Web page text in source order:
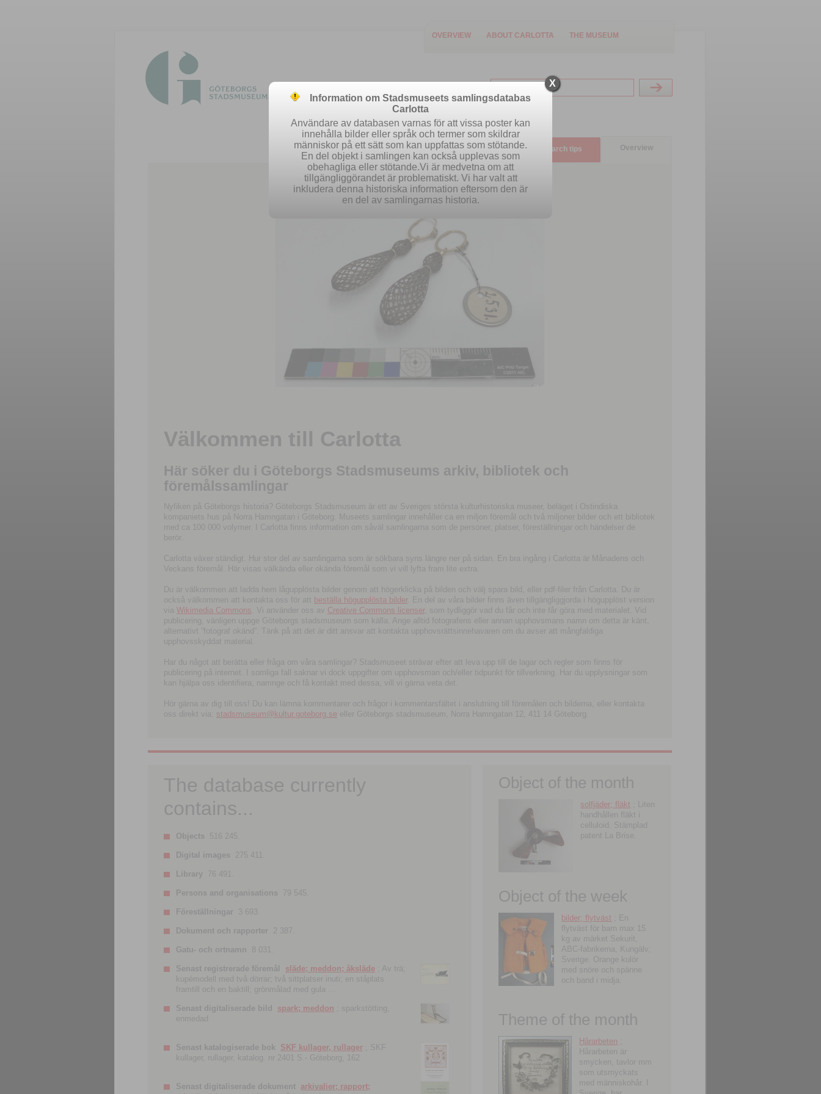
OVERVIEW ABOUT CARLOTTA THE MUSEUM
Easy search Advanced search Search tips Overview
Välkommen till Carlotta
Här söker du i Göteborgs Stadsmuseums arkiv, bibliotek och
föremålssamlingar
Nyfiken på Göteborgs historia? Göteborgs Stadsmuseum är ett av Sveriges största kulturhistoriska museer, beläget i Ostindiska
kompaniets hus på Norra Hamngatan i Göteborg. Museets samlingar innehåller ca en miljon föremål och två miljoner bilder och ett bibliotek
med ca 100 000 volymer. I Carlotta finns information om såväl samlingarna som de personer, platser, föreställningar och händelser de
berör.
Carlotta växer ständigt. Hur stor del av samlingarna som är sökbara syns längre ner på sidan. En bra ingång i Carlotta är Månadens och
Veckans föremål. Här visas välkända eller okända föremål som vi vill lyfta fram lite extra.
Du är välkommen att ladda hem lågupplösta bilder genom att högerklicka på bilden och välj spara bild, eller pdf-filer från Carlotta. Du är
också välkommen att kontakta oss för att beställa högupplösta bilder. En del av våra bilder finns även tillgängliggjorda i högupplöst version
via Wikimedia Commons . Vi använder oss av Creative Commons licenser, som tydliggör vad du får och inte får göra med materialet. Vid
publicering, vänligen uppge Göteborgs stadsmuseum som källa. Ange alltid fotografens eller annan upphovsmans namn om detta är känt,
alternativt ”fotograf okänd”. Tänk på att det är ditt ansvar att kontakta upphovsrättsinnehavaren om du avser att mångfaldiga
upphovsskyddat material.
Har du något att berätta eller fråga om våra samlingar? Stadsmuseet strävar efter att leva upp till de lagar och regler som finns för
publicering på internet. I somliga fall saknar vi dock uppgifter om upphovsman och/eller tidpunkt för tillverkning. Har du upplysningar som
kan hjälpa oss identifiera, namnge och få kontakt med dessa, vill vi gärna veta det.
Hör gärna av dig till oss! Du kan lämna kommentarer och frågor i kommentarsfältet i anslutning till föremålen och bilderna, eller kontakta
oss direkt via: stadsmuseum@kultur.goteborg.se eller Göteborgs stadsmuseum, Norra Hamngatan 12, 411 14 Göteborg.
The database currently
contains...
Objects 516 245.
Digital images 275 411.
Library 76 491.
Persons and organisations 79 545.
Föreställningar 3 693.
Dokument och rapporter 2 387.
Gatu- och ortnamn 8 031.
Senast registrerade föremål släde; meddon; åksläde ; Av trä;
kupémodell med två dörrar; två sittplatser inuti; en ståplats
framtill och en baktill; grönmålad med gula ...
Senast digitaliserade bild spark; meddon ; sparkstötting,
enmedad
Senast katalogiserade bok SKF kullager, rullager ; SKF
kullager, rullager, katalog. nr 2401 S.- Göteborg, 162
Senast digitaliserade dokument arkivalier; rapport;
Object of the month
solfjäder; fläkt ; Liten
handhållen fläkt i
celluloid. Stämplad
patent La Brise.
Object of the week
bilder; flytväst ; En
flytväst för barn max 15
kg av märket Sekurit,
ABC-fabrikerna, Kungälv,
Sverige. Orange kulör
med snöre och spänne
och band i midja.
Theme of the month
Hårarbeten
Hårarbeten är
smycken, tavlor mm
som utsmyckats
med människohår. I
X
Information om Stadsmuseets samlingsdatabas
Carlotta
Användare av databasen varnas för att vissa poster kan
innehålla bilder eller språk och termer som skildrar
människor på ett sätt som kan uppfattas som stötande.
En del objekt i samlingen kan också upplevas som
obehagliga eller stötande.Vi är medvetna om att
tillgängliggörandet är problematiskt. Vi har valt att
inkludera denna historiska information eftersom den är
en del av samlingarnas historia.